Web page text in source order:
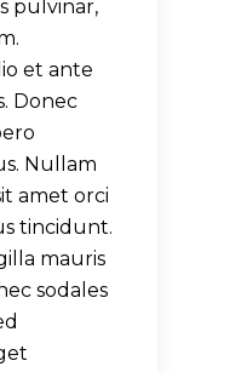
pulvinar,
et ante
Donec
Nullam
amet orci
tincidunt.
mauris
sodales